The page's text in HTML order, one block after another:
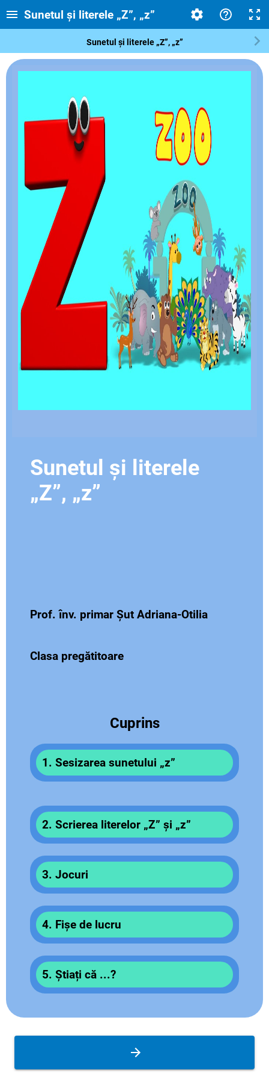
Sunetul și literele „Z”, „z”
Sunetul și literele „Z”, „z”
Sunetul și literele
„Z”, „z”
Prof. înv. primar Șut Adriana-Otilia
Clasa pregătitoare
Cuprins
1. Sesizarea sunetului „z”
2. Scrierea literelor „Z” și „z”
3. Jocuri
4. Fișe de lucru
5. Știați că ...?